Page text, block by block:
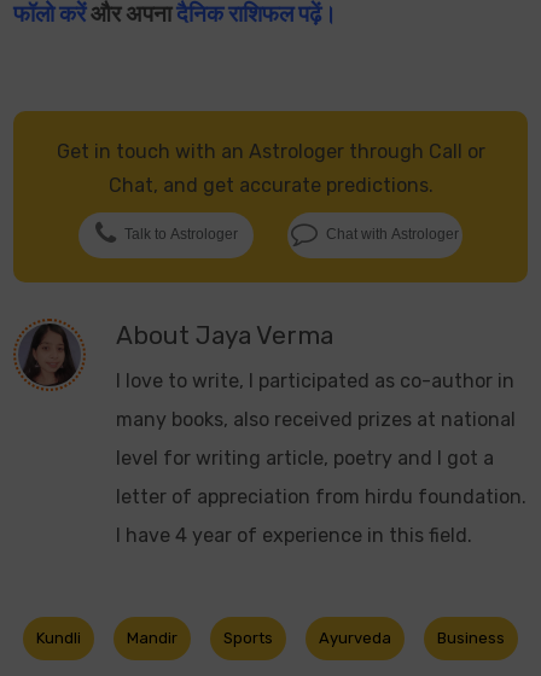
फॉलो करेंऔर अपनादैनिक राशिफल पढ़ें।
Get in touch with an Astrologer through Call or
Chat, and get accurate predictions.
Talk to Astrologer Chat with Astrologer
About Jaya Verma
I love to write, I participated as co-author in
many books, also received prizes at national
level for writing article, poetry and I got a
letter of appreciation from hirdu foundation.
I have 4 year of experience in this field.
Kundli Mandir Sports Ayurveda Business